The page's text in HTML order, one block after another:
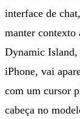
interface de
manter contexto
Dynamic
iPhone, vai
com um cursor
cabeça no